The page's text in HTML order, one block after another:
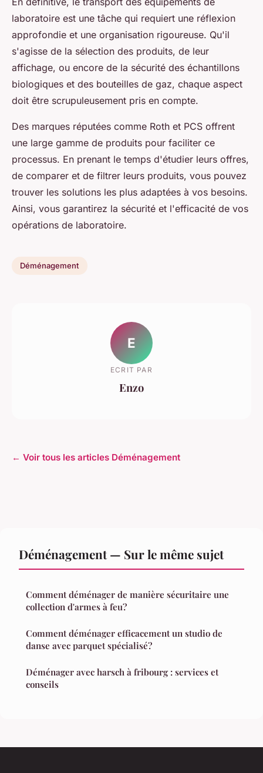
laboratoire est une tâche qui requiert une réflexion
approfondie et une organisation rigoureuse. Qu'il
s'agisse de la sélection des produits, de leur
affichage, ou encore de la sécurité des échantillons
biologiques et des bouteilles de gaz, chaque aspect
doit être scrupuleusement pris en compte.
Des marques réputées comme Roth et PCS offrent
une large gamme de produits pour faciliter ce
processus. En prenant le temps d'étudier leurs offres,
de comparer et de filtrer leurs produits, vous pouvez
trouver les solutions les plus adaptées à vos besoins.
Ainsi, vous garantirez la sécurité et l'efficacité de vos
opérations de laboratoire.
Déménagement
E
ECRIT PAR
Enzo
← Voir tous les articles Déménagement
Déménagement — Sur le même sujet
Comment déménager de manière sécuritaire une
collection d'armes à feu?
Comment déménager efficacement un studio de
danse avec parquet spécialisé?
Déménager avec harsch à fribourg : services et
conseils